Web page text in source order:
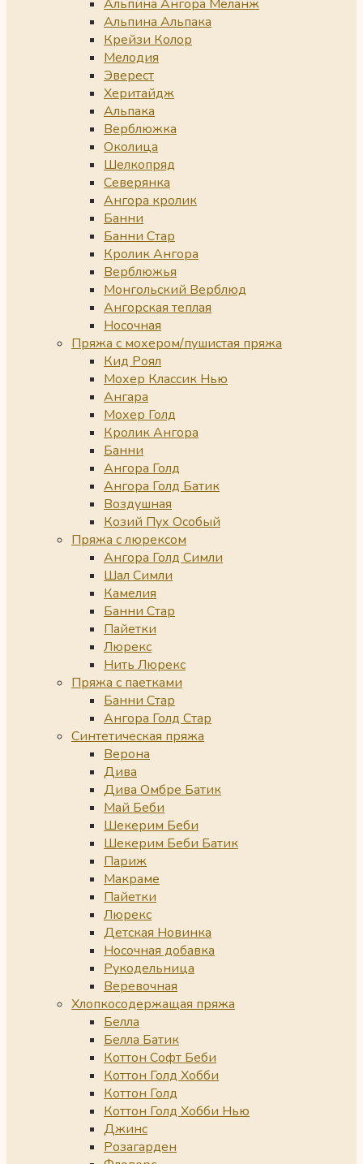
Альпина Ангора Меланж
Альпина Альпака
Крейзи Колор
Мелодия
Эверест
Херитайдж
Альпака
Верблюжка
Околица
Шелкопряд
Северянка
Ангора кролик
Банни
Банни Стар
Кролик Ангора
Верблюжья
Монгольский Верблюд
Ангорская теплая
Носочная
Пряжа с мохером/пушистая пряжа
Кид Роял
Мохер Классик Нью
Ангара
Мохер Голд
Кролик Ангора
Банни
Ангора Голд
Ангора Голд Батик
Воздушная
Козий Пух Особый
Пряжа с люрексом
Ангора Голд Симли
Шал Симли
Камелия
Банни Стар
Пайетки
Люрекс
Нить Люрекс
Пряжа с паетками
Банни Стар
Ангора Голд Стар
Синтетическая пряжа
Верона
Дива
Дива Омбре Батик
Май Беби
Шекерим Беби
Шекерим Беби Батик
Париж
Макраме
Пайетки
Люрекс
Детская Новинка
Носочная добавка
Рукодельница
Веревочная
Хлопкосодержащая пряжа
Белла
Белла Батик
Коттон Софт Беби
Коттон Голд Хобби
Коттон Голд
Коттон Голд Хобби Нью
Джинс
Розагарден